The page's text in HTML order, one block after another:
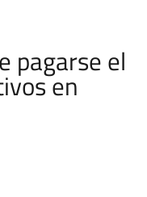
pagarse el
en